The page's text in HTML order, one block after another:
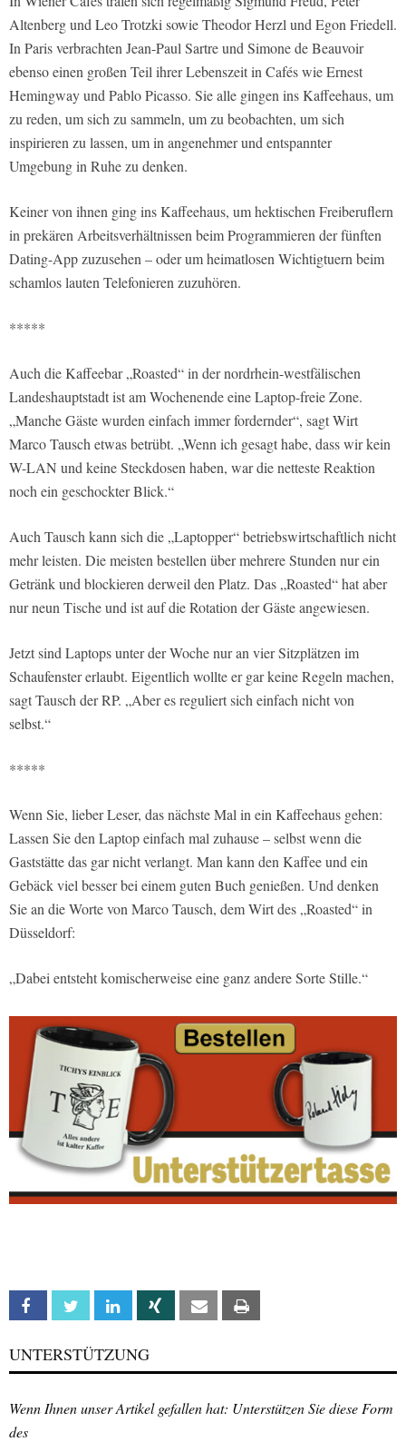
Altenberg und Leo Trotzki sowie Theodor Herzl und Egon Friedell.
In Paris verbrachten Jean-Paul Sartre und Simone de Beauvoir
ebenso einen großen Teil ihrer Lebenszeit in Cafés wie Ernest
Hemingway und Pablo Picasso. Sie alle gingen ins Kaffeehaus, um
zu reden, um sich zu sammeln, um zu beobachten, um sich
inspirieren zu lassen, um in angenehmer und entspannter
Umgebung in Ruhe zu denken.
Keiner von ihnen ging ins Kaffeehaus, um hektischen Freiberuflern
in prekären Arbeitsverhältnissen beim Programmieren der fünften
Dating-App zuzusehen – oder um heimatlosen Wichtigtuern beim
schamlos lauten Telefonieren zuzuhören.
*****
Auch die Kaffeebar „Roasted“ in der nordrhein-westfälischen
Landeshauptstadt ist am Wochenende eine Laptop-freie Zone.
„Manche Gäste wurden einfach immer fordernder“, sagt Wirt
Marco Tausch etwas betrübt. „Wenn ich gesagt habe, dass wir kein
W-LAN und keine Steckdosen haben, war die netteste Reaktion
noch ein geschockter Blick.“
Auch Tausch kann sich die „Laptopper“ betriebswirtschaftlich nicht
mehr leisten. Die meisten bestellen über mehrere Stunden nur ein
Getränk und blockieren derweil den Platz. Das „Roasted“ hat aber
nur neun Tische und ist auf die Rotation der Gäste angewiesen.
Jetzt sind Laptops unter der Woche nur an vier Sitzplätzen im
Schaufenster erlaubt. Eigentlich wollte er gar keine Regeln machen,
sagt Tausch der RP. „Aber es reguliert sich einfach nicht von
selbst.“
*****
Wenn Sie, lieber Leser, das nächste Mal in ein Kaffeehaus gehen:
Lassen Sie den Laptop einfach mal zuhause – selbst wenn die
Gaststätte das gar nicht verlangt. Man kann den Kaffee und ein
Gebäck viel besser bei einem guten Buch genießen. Und denken
Sie an die Worte von Marco Tausch, dem Wirt des „Roasted“ in
Düsseldorf:
„Dabei entsteht komischerweise eine ganz andere Sorte Stille.“
Facebook Twitter Linkedin Xing Email
UNTERSTÜTZUNG
Wenn Ihnen unser Artikel gefallen hat: Unterstützen Sie diese Form
des